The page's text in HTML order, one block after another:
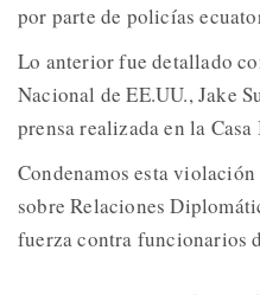
por parte de policías
Lo anterior fue detallado
Nacional de EE.UU., Jake
prensa realizada en la Casa
Condenamos esta
sobre Relaciones
fuerza contra funcionarios